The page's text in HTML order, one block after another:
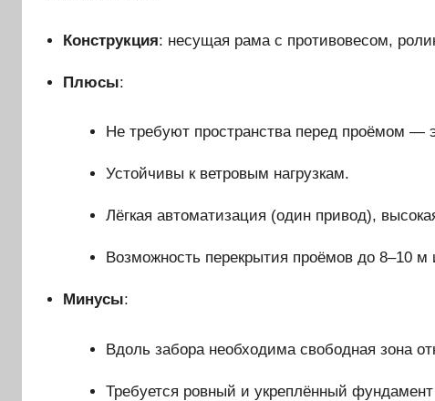
Конструкция: несущая рама с противовесом,
Плюсы:
Не требуют пространства перед проёмом —
Устойчивы к ветровым нагрузкам.
Лёгкая автоматизация (один привод),
Возможность перекрытия проёмов до 8–10 м
Минусы:
Вдоль забора необходима свободная зона
Требуется ровный и укреплённый